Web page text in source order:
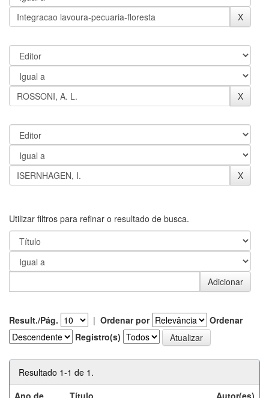
Utilizar filtros para refinar o resultado de busca.
Result./Pág. | Ordenar por
Ordenar
Registro(s)
Resultado 1-1 de 1.
Ano de
Título Autor(es)